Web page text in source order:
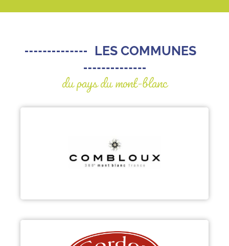
LES COMMUNES
du pays du mont-blanc
COMBLOUX
Découvrir